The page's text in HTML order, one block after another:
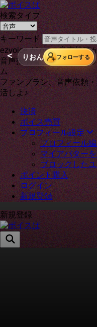
検索タイプ
キーワード
ezvoice が on の音声投稿
音声投稿者と通話もでき
ム
ファンプラン、音声依頼
活しよ♪
決済
ボイス売買
プロフィール設定
プロフィール
マイアバター
ブロックした
ポイント購入
ログイン
新規登録
新規登録
＜ りおん フォローする